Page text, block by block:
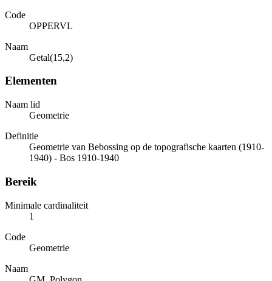
Code
OPPERVL
Naam
Getal(15,2)
Elementen
Naam lid
Geometrie
Definitie
Geometrie van Bebossing op de topografische kaarten (1910-
1940) - Bos 1910-1940
Bereik
Minimale cardinaliteit
1
Code
Geometrie
Naam